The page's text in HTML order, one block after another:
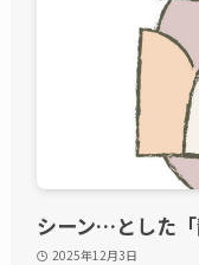
シーン…とした
2025年12月3日